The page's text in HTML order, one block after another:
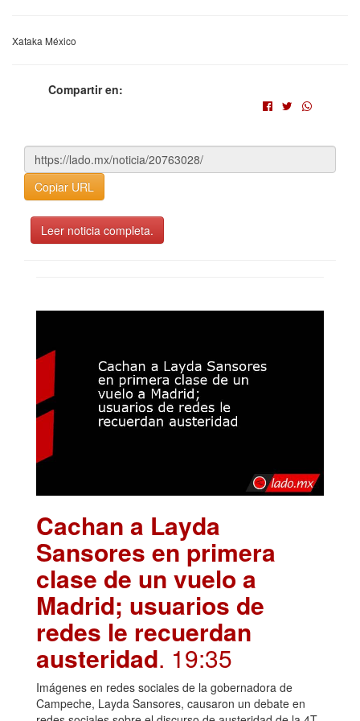
Xataka México
Compartir en:
Copiar URL
Leer noticia completa.
Cachan a Layda
Sansores en primera
clase de un vuelo a
Madrid; usuarios de
redes le recuerdan
austeridad. 19:35
Imágenes en redes sociales de la gobernadora de
Campeche, Layda Sansores, causaron un debate en